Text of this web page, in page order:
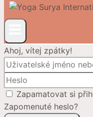
Ahoj, vítej zpátky!
Zapamatovat si
Zapomenuté heslo?